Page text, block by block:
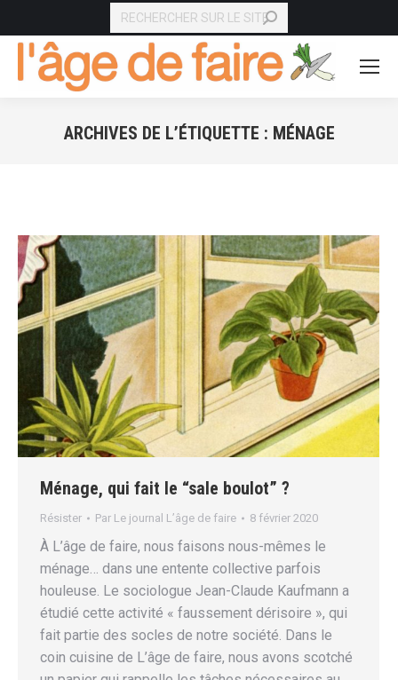
RECHERCHE
ARCHIVES DE L’ÉTIQUETTE : MÉNAGE
Ménage, qui fait le “sale boulot” ?
Résister Par Le journal L’âge de faire 8 février 2020
À L’âge de faire, nous faisons nous-mêmes le
ménage… dans une entente collective parfois
houleuse. Le sociologue Jean-Claude Kaufmann a
étudié cette activité « faussement dérisoire », qui
fait partie des socles de notre société. Dans le
coin cuisine de L’âge de faire, nous avons scotché